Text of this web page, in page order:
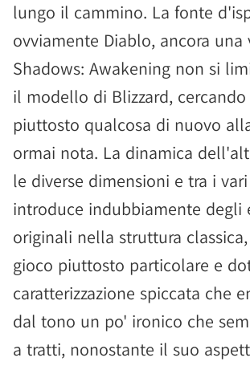
lungo il cammino. La fonte
ovviamente Diablo, ancora una
Shadows: Awakening non si
il modello di Blizzard,
piuttosto qualcosa di nuovo
ormai nota. La dinamica
le diverse dimensioni e tra i
introduce indubbiamente degli
originali nella struttura
gioco piuttosto particolare e
caratterizzazione spiccata che
dal tono un po' ironico che
a tratti, nonostante il suo